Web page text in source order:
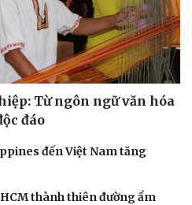
Từ ngôn ngữ văn hóa
đáo
đến Việt Nam tăng
thành thiên đường ẩm